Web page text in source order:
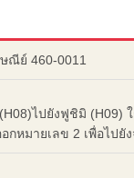
ณีย์ 460-0011
ไปยังฟูชิมิ
หมายเลข 2 เพื่อไป